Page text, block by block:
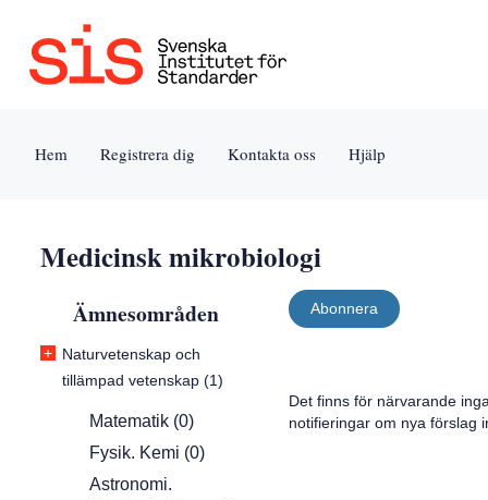
Jump
Tillgänglighet
Användarvillkor
Hem Registrera dig Kontakta oss Hjälp
Medicinsk mikrobiologi
Ämnesområden
+ Naturvetenskap och
tillämpad vetenskap (1)
Matematik (0)
Fysik. Kemi (0)
Astronomi.
Abonnera
Det finns för närvarande
notifieringar om nya förslag